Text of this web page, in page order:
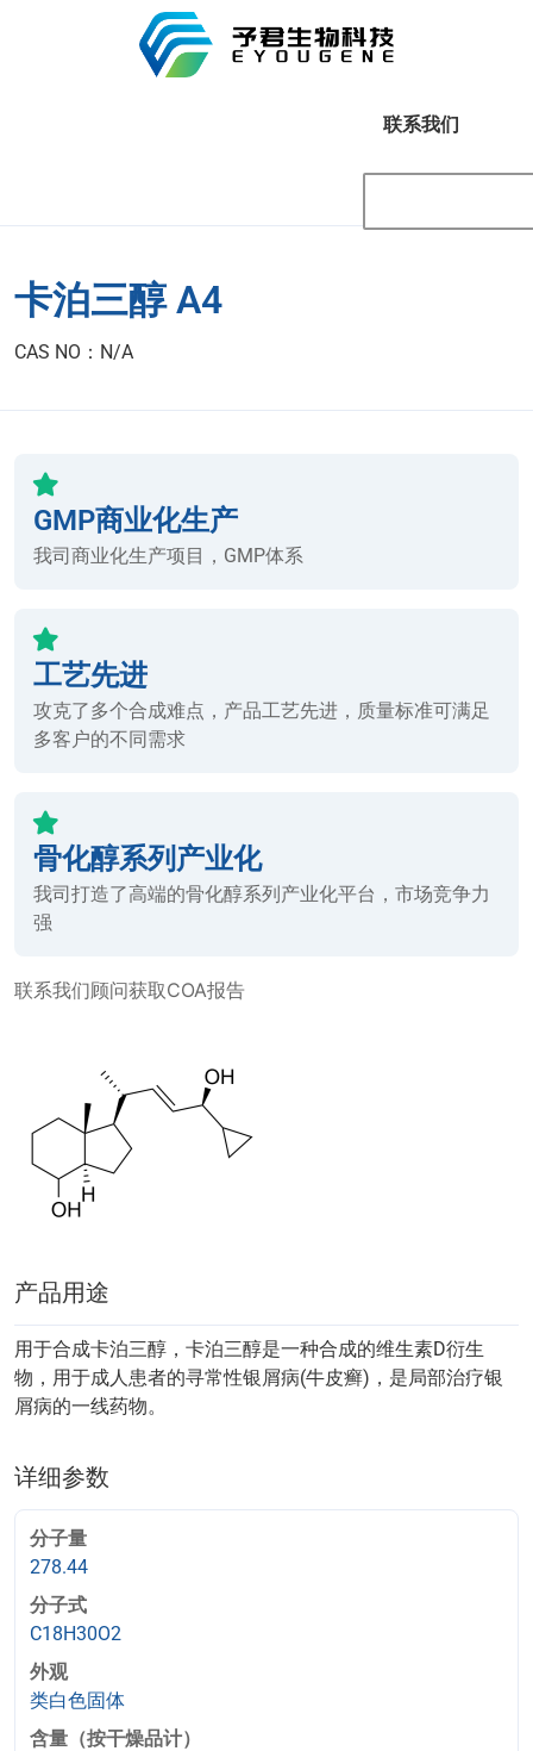
联系我们
卡泊三醇 A4
CAS NO：N/A
GMP商业化生产
我司商业化生产项目，GMP体系
工艺先进
攻克了多个合成难点，产品工艺先进，质量标准可满足
多客户的不同需求
骨化醇系列产业化
我司打造了高端的骨化醇系列产业化平台，市场竞争力
强
联系我们顾问获取COA报告
产品用途
用于合成卡泊三醇，卡泊三醇是一种合成的维生素D衍生
物，用于成人患者的寻常性银屑病(牛皮癣)，是局部治疗银
屑病的一线药物。
详细参数
分子量
278.44
分子式
C18H30O2
外观
类白色固体
含量（按干燥品计）